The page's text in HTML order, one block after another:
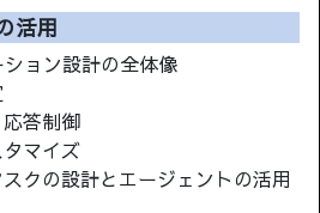
活用
ョン設計の全体像
答制御
マイズ
クの設計とエージェントの活用